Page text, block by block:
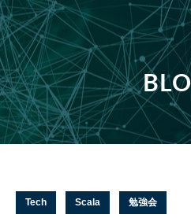
Tech Scala 勉強会